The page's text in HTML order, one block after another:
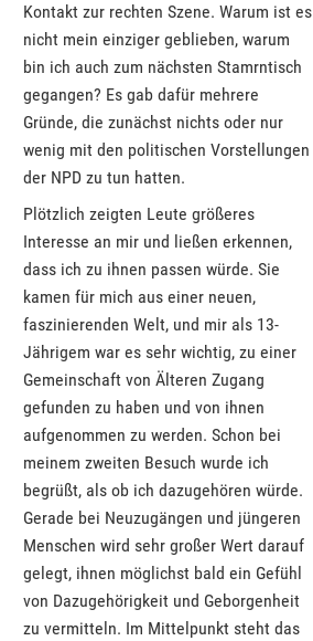
Kontakt zur rechten Szene. Warum ist es
nicht mein einziger geblieben, warum
bin ich auch zum nächsten Stamrntisch
gegangen? Es gab dafür mehrere
Gründe, die zunächst nichts oder nur
wenig mit den politischen Vorstellungen
der NPD zu tun hatten.
Plötzlich zeigten Leute größeres
Interesse an mir und ließen erkennen,
dass ich zu ihnen passen würde. Sie
kamen für mich aus einer neuen,
faszinierenden Welt, und mir als 13-
Jährigem war es sehr wichtig, zu einer
Gemeinschaft von Älteren Zugang
gefunden zu haben und von ihnen
aufgenommen zu werden. Schon bei
meinem zweiten Besuch wurde ich
begrüßt, als ob ich dazugehören würde.
Gerade bei Neuzugängen und jüngeren
Menschen wird sehr großer Wert darauf
gelegt, ihnen möglichst bald ein Gefühl
von Dazugehörigkeit und Geborgenheit
zu vermitteln. Im Mittelpunkt steht das